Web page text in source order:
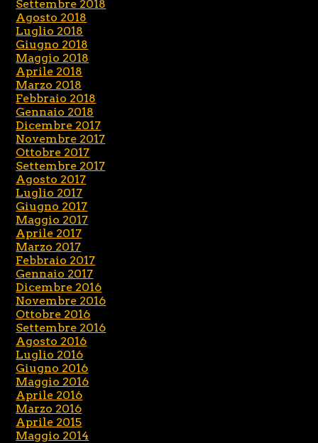
Settembre 2018
Agosto 2018
Luglio 2018
Giugno 2018
Maggio 2018
Aprile 2018
Marzo 2018
Febbraio 2018
Gennaio 2018
Dicembre 2017
Novembre 2017
Ottobre 2017
Settembre 2017
Agosto 2017
Luglio 2017
Giugno 2017
Maggio 2017
Aprile 2017
Marzo 2017
Febbraio 2017
Gennaio 2017
Dicembre 2016
Novembre 2016
Ottobre 2016
Settembre 2016
Agosto 2016
Luglio 2016
Giugno 2016
Maggio 2016
Aprile 2016
Marzo 2016
Aprile 2015
Maggio 2014